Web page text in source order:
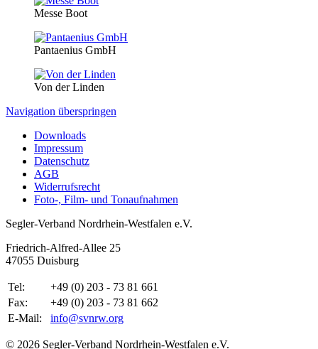
Messe Boot
Pantaenius GmbH
Von der Linden
Navigation überspringen
Downloads
Impressum
Datenschutz
AGB
Widerrufsrecht
Foto-, Film- und Tonaufnahmen
Segler-Verband Nordrhein-Westfalen e.V.
Friedrich-Alfred-Allee 25
47055 Duisburg
Tel:
+49 (0) 203 - 73 81 661
Fax:
+49 (0) 203 - 73 81 662
E-Mail:
info@svnrw.org
© 2026 Segler-Verband Nordrhein-Westfalen e.V.